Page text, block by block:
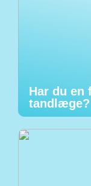
Har du en